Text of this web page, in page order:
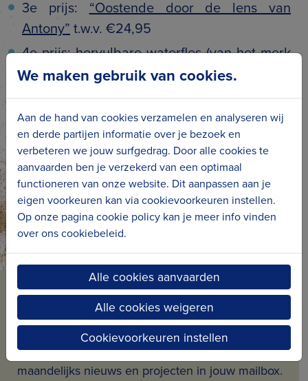
3e prijs:“Oostende door de lens van
Antony”t.w.v. €24,95
4e prijs: hervulbare waterfles (van het merk
Dopper) met logo van Erfgoedcel
Kusterfgoed
5e prijs: set van 30 unieke postkaarten Zicht
op zee (in beeld: Westende, Middelkerke,
Mariakerke, Oostende, De Haan, Wenduine
en Blankenberge)
BLIJF OP DE HOOGTE VAN
ONS NIEUWS
Schrijf je in voor onze nieuwsbrief en ontvang
maandelijks nieuws en projecten in jouw mailbox.
We maken gebruik van cookies.
Aan de hand van cookies verzamelen en analyseren wij
en derde partijen informatie over je bezoek en
verbeteren we jouw surfgedrag. Door alle cookies te
aanvaarden ben je verzekerd van een optimaal
functioneren van onze website. Dit aanpassen aan je
eigen voorkeuren kan via cookievoorkeuren instellen.
Op onze pagina cookie policy kan je meer info vinden
over ons cookiebeleid.
Alle cookies aanvaarden
Alle cookies weigeren
Cookievoorkeuren instellen